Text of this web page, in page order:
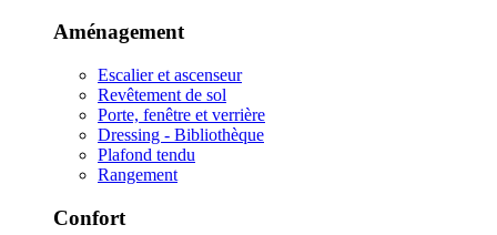
Aménagement
Escalier et ascenseur
Revêtement de sol
Porte, fenêtre et verrière
Dressing - Bibliothèque
Plafond tendu
Rangement
Confort